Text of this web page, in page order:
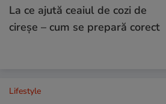
La ce ajută ceaiul de cozi de
cireșe – cum se prepară corect
Lifestyle